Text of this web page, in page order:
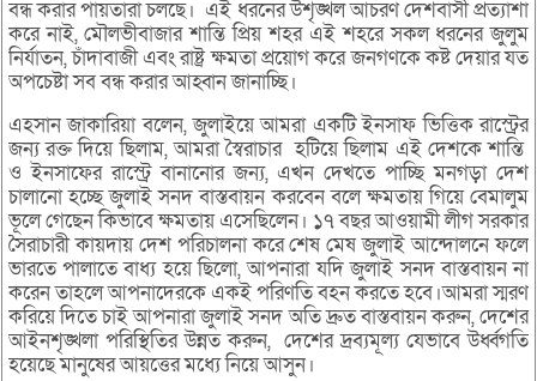
বন্ধ করার পায়তারা চলছে। এই ধরনের উশৃঙ্খল আচরণ দেশবাসী প্রত্যাশা
করে নাই, মৌলভীবাজার শান্তি প্রিয় শহর এই শহরে সকল ধরনের জুলুম
নির্যাতন, চাঁদাবাজী এবং রাষ্ট্র ক্ষমতা প্রয়োগ করে জনগণকে কষ্ট দেয়ার যত
অপচেষ্টা সব বন্ধ করার আহ্বান জানাচ্ছি।
এহসান জাকারিয়া বলেন, জুলাইয়ে আমরা একটি ইনসাফ ভিত্তিক রাস্ট্রের
জন্য রক্ত দিয়ে ছিলাম, আমরা স্বৈরাচার হটিয়ে ছিলাম এই দেশকে শান্তি
ও ইনসাফের রাস্ট্রে বানানোর জন্য, এখন দেখতে পাচ্ছি মনগড়া দেশ
চালানো হচ্ছে জুলাই সনদ বাস্তবায়ন করবেন বলে ক্ষমতায় গিয়ে বেমালুম
ভূলে গেছেন কিভাবে ক্ষমতায় এসেছিলেন। ১৭ বছর আওয়ামী লীগ সরকার
সৈরাচারী কায়দায় দেশ পরিচালনা করে শেষ মেষ জুলাই আন্দোলনে ফলে
ভারতে পালাতে বাধ্য হয়ে ছিলো, আপনারা যদি জুলাই সনদ বাস্তবায়ন না
করেন তাহলে আপনাদেরকে একই পরিণতি বহন করতে হবে।আমরা স্মরণ
করিয়ে দিতে চাই আপনারা জুলাই সনদ অতি দ্রুত বাস্তবায়ন করুন, দেশের
আইনশৃঙ্খলা পরিস্থিতির উন্নত করুন, দেশের দ্রব্যমূল্য যেভাবে উর্ধ্বগতি
হয়েছে মানুষের আয়ত্তের মধ্যে নিয়ে আসুন।